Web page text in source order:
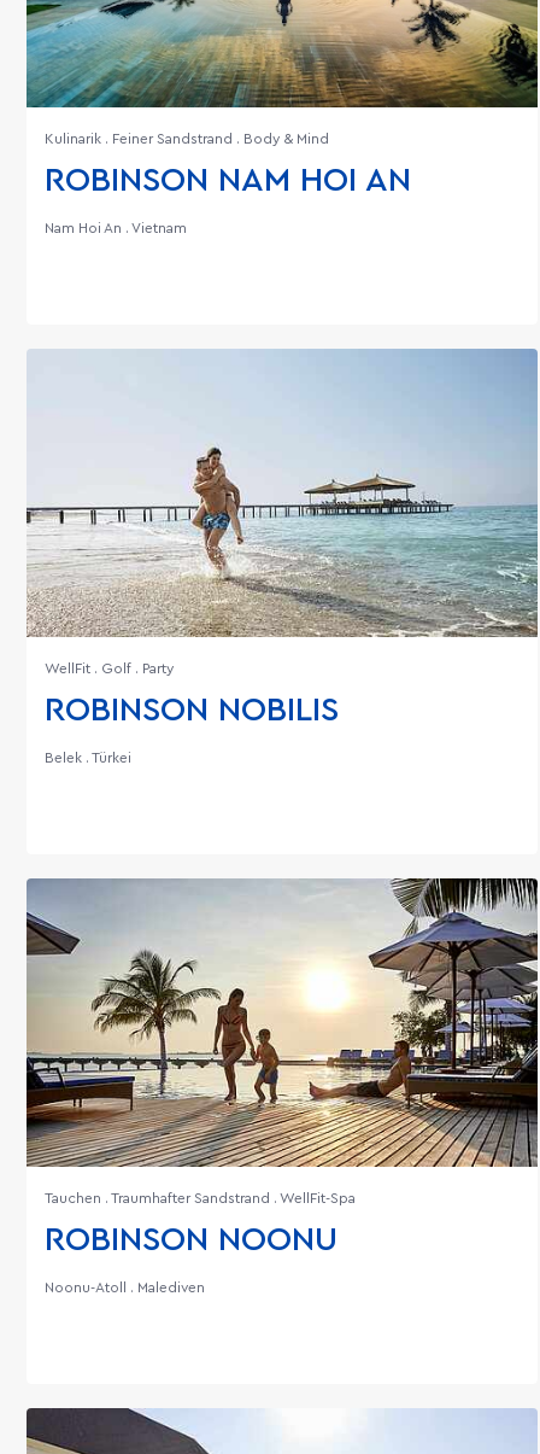
Kulinarik . Feiner Sandstrand . Body & Mind
ROBINSON NAM HOI AN
Nam Hoi An . Vietnam
WellFit . Golf . Party
ROBINSON NOBILIS
Belek . Türkei
Tauchen . Traumhafter Sandstrand . WellFit-Spa
ROBINSON NOONU
Noonu-Atoll . Malediven